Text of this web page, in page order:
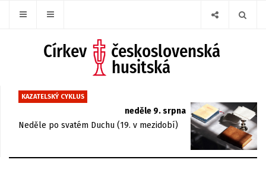
KAZATELSKÝ CYKLUS
neděle 9. srpna
Neděle po svatém Duchu (19. v mezidobí)